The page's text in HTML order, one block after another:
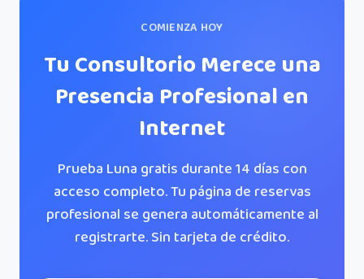
COMIENZA HOY
Tu Consultorio Merece una
Presencia Profesional en
Internet
Prueba Luna gratis durante 14 días con
acceso completo. Tu página de reservas
profesional se genera automáticamente al
registrarte. Sin tarjeta de crédito.